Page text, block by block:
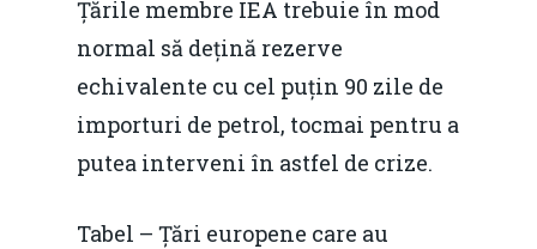
Țările membre IEA trebuie în mod
normal să dețină rezerve
echivalente cu cel puțin 90 zile de
importuri de petrol, tocmai pentru a
putea interveni în astfel de crize.
Tabel – Țări europene care au
Mai 2015
Construcții și
pentru o Românie